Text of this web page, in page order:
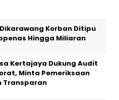
Korban Ditipu
Hingga Miliaran
Kertajaya Dukung Audit
Minta Pemeriksaan
Transparan